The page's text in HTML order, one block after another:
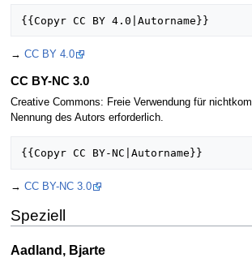
→ CC BY 4.0
CC BY-NC 3.0
Creative Commons: Freie Verwendung für
Nennung des Autors erforderlich.
→ CC BY-NC 3.0
Speziell
Aadland, Bjarte